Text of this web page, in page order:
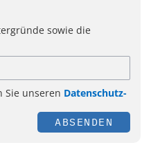
sowie die
Sie unseren Datenschutz-
ABSENDEN